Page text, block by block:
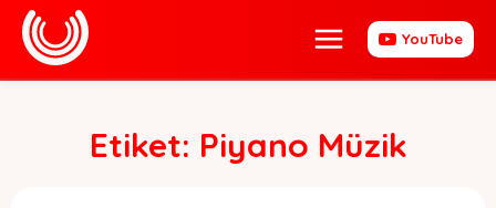
YouTube
Etiket: Piyano Müzik